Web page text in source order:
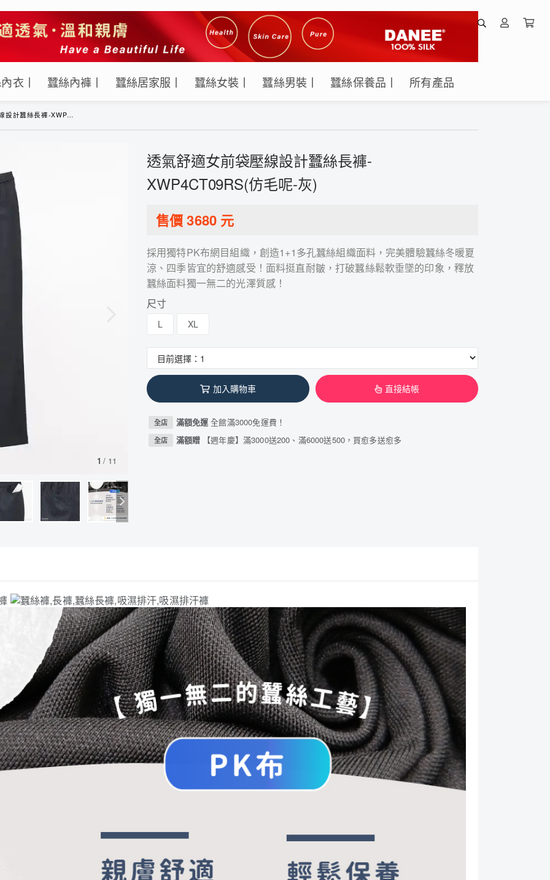
衣丨 蠶絲內褲丨 蠶絲居家服丨 蠶絲女裝丨 蠶絲男裝丨 蠶絲保養品丨 所有產品
褲-XWP4CT09RS(仿毛呢-灰)
1 / 11
透氣舒適女前袋壓線設計蠶絲長褲-
XWP4CT09RS(仿毛呢-灰)
售價3680 元
採用獨特PK布網目組織，創造1+1多孔蠶絲組織面料，完美體驗蠶絲冬暖夏
涼、四季皆宜的舒適感受！面料挺直耐皺，打破蠶絲鬆軟垂墜的印象，釋放
蠶絲面料獨一無二的光澤質感！
尺寸
L XL
加入購物車 直接結帳
全店 滿額免運全館滿3000免運費！
全店 滿額贈 【週年慶】滿3000送200、滿6000送500，買愈多送愈多